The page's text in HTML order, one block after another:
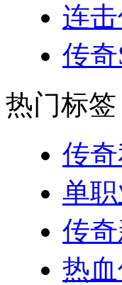
连
传
热门标签
传
单
传
热